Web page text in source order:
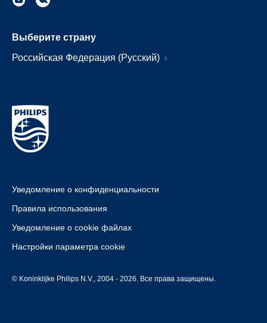
Выберите страну
Российская Федерация (Русский)
Уведомление о конфиденциальности
Правила использования
Уведомление о cookie файлах
Настройки параметра cookie
© Koninklijke Philips N.V., 2004 - 2026. Все права защищены.